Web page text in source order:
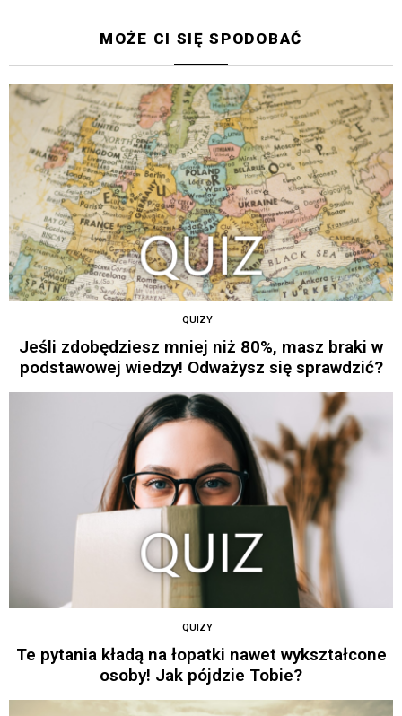
MOŻE CI SIĘ SPODOBAĆ
QUIZY
Jeśli zdobędziesz mniej niż 80%, masz braki w
podstawowej wiedzy! Odważysz się sprawdzić?
QUIZY
Te pytania kładą na łopatki nawet wykształcone
osoby! Jak pójdzie Tobie?